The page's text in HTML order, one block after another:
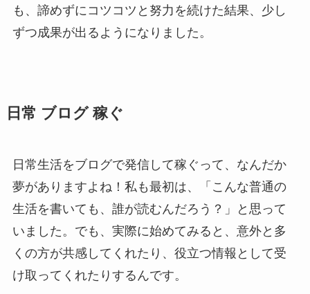
も、諦めずにコツコツと努力を続けた結果、少し
ずつ成果が出るようになりました。
日常 ブログ 稼ぐ
日常生活をブログで発信して稼ぐって、なんだか
夢がありますよね！私も最初は、「こんな普通の
生活を書いても、誰が読むんだろう？」と思って
いました。でも、実際に始めてみると、意外と多
くの方が共感してくれたり、役立つ情報として受
け取ってくれたりするんです。